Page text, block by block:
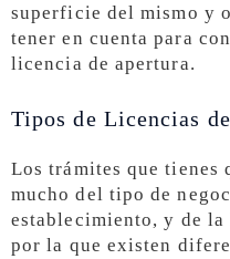
superficie del mismo y
tener en cuenta para
licencia de apertura.
Tipos de Licencias
Los trámites que tienes
mucho del tipo de
establecimiento, y de
por la que existen